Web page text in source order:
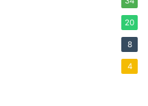
20
8
4